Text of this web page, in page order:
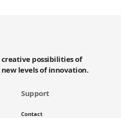
possibilities of
levels of innovation.
Support
Contact